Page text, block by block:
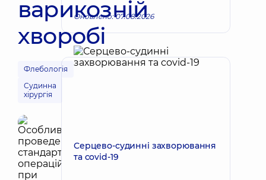
варикозній
хворобі
Флебологія
Судинна
хірургія
Оновлено: 07.08.2026
Серцево-судинні захворювання
та covid-19